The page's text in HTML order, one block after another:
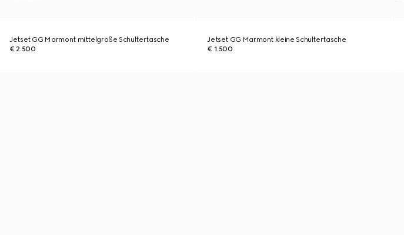
Jetset GG Marmont mittelgroße Schultertasche
€ 2.500
Jetset GG Marmont kleine Schultertasche
€ 1.500